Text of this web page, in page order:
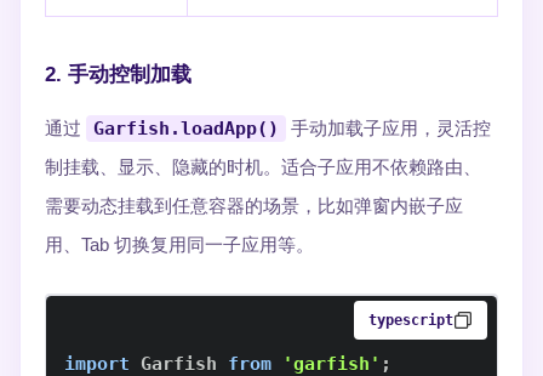
2. 手动控制加载
通过 Garfish.loadApp()
手动加载子应用，灵活控
制挂载、显示、隐藏的时机。适合子应用不依赖路由、
需要动态挂载到任意容器的场景，比如弹窗内嵌子应
用、Tab 切换复用同一子应用等。
typescript
import Garfish from 'garfish' ;